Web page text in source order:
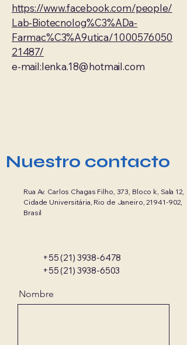
https://www.facebook.com/people/
Lab-Biotecnolog%C3%ADa-
Farmac%C3%A9utica/1000576050
21487/
e-mail:lenka.18@hotmail.com
Nuestro contacto
Rua Av. Carlos Chagas Filho, 373, Bloco k, Sala 12,
Cidade Universitária, Rio de Janeiro,21941-902,
Brasil
+55 (21) 3938-6478
+55 (21) 3938-6503
Nombre